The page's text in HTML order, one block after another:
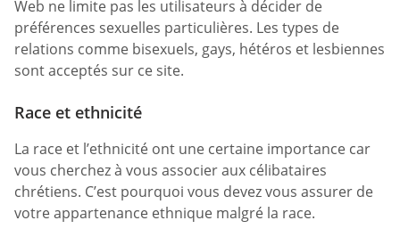
Web ne limite pas les utilisateurs à décider de
préférences sexuelles particulières. Les types de
relations comme bisexuels, gays, hétéros et lesbiennes
sont acceptés sur ce site.
Race et ethnicité
La race et l’ethnicité ont une certaine importance car
vous cherchez à vous associer aux célibataires
chrétiens. C’est pourquoi vous devez vous assurer de
votre appartenance ethnique malgré la race.